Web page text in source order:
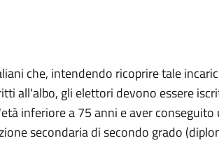
che, intendendo ricoprire tale
all'albo, gli elettori devono essere
inferiore a 75 anni e aver
secondaria di secondo grado